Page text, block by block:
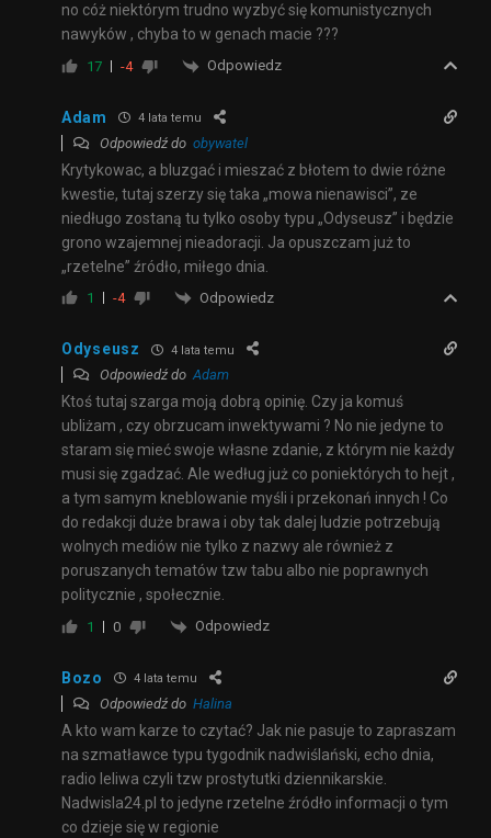
no cóż niektórym trudno wyzbyć się komunistycznych
nawyków , chyba to w genach macie ???
17 -4 Odpowiedz
Adam 4 lata temu
Odpowiedź do obywatel
Krytykowac, a bluzgać i mieszać z błotem to dwie różne
kwestie, tutaj szerzy się taka „mowa nienawisci”, ze
niedługo zostaną tu tylko osoby typu „Odyseusz” i będzie
grono wzajemnej nieadoracji. Ja opuszczam już to
„rzetelne” źródło, miłego dnia.
1 -4 Odpowiedz
Odyseusz 4 lata temu
Odpowiedź doAdam
Ktoś tutaj szarga moją dobrą opinię. Czy ja komuś
ubliżam , czy obrzucam inwektywami ? No nie jedyne to
staram się mieć swoje własne zdanie, z którym nie każdy
musi się zgadzać. Ale według już co poniektórych to hejt ,
a tym samym kneblowanie myśli i przekonań innych ! Co
do redakcji duże brawa i oby tak dalej ludzie potrzebują
wolnych mediów nie tylko z nazwy ale również z
poruszanych tematów tzw tabu albo nie poprawnych
politycznie , społecznie.
1 0 Odpowiedz
Bozo 4 lata temu
Odpowiedź do Halina
A kto wam karze to czytać? Jak nie pasuje to zapraszam
na szmatławce typu tygodnik nadwiślański, echo dnia,
radio leliwa czyli tzw prostytutki dziennikarskie.
Nadwisla24.pl to jedyne rzetelne źródło informacji o tym
co dzieje się w regionie